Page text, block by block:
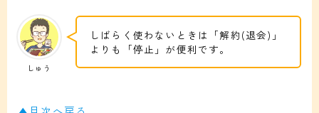
しゅう
しばらく使わないときは「解約(退会)」
よりも「停止」が便利です。